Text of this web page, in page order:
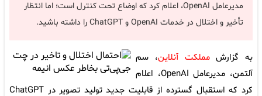
مدیرعامل OpenAI، اعلام کرد که اوضاع تحت کنترل است؛ اما انتظار
تأخیر و اختلال در خدمات OpenAI و ChatGPT را داشته باشید.
به گزارشمملکت آنلاین، سم
آلتمن، مدیرعامل OpenAI، اعلام
کرد که استقبال گسترده از قابلیت جدید تولید تصویر در ChatGPT